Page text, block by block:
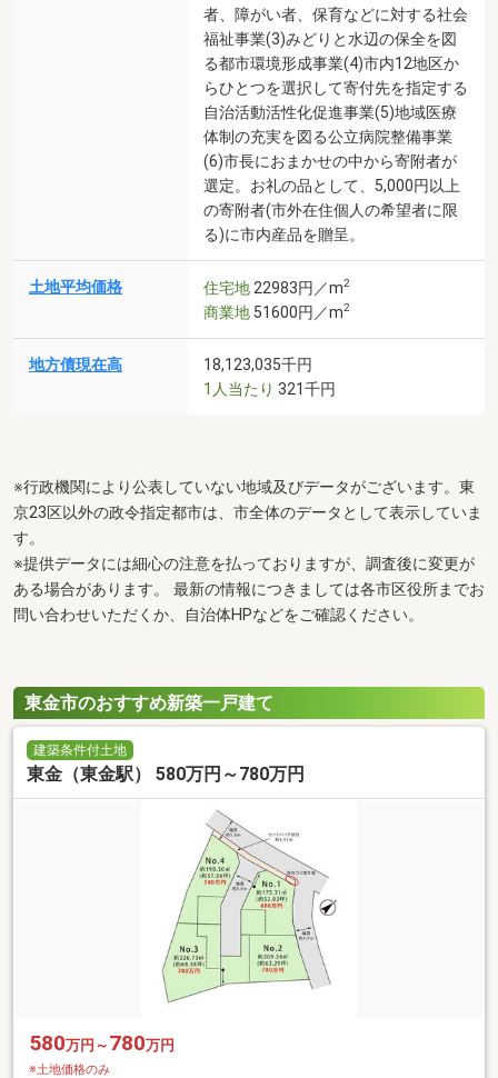
者、障がい者、保育などに対する社会
福祉事業(3)みどりと水辺の保全を図
る都市環境形成事業(4)市内12地区か
らひとつを選択して寄付先を指定する
自治活動活性化促進事業(5)地域医療
体制の充実を図る公立病院整備事業
(6)市長におまかせの中から寄附者が
選定。お礼の品として、5,000円以上
の寄附者(市外在住個人の希望者に限
る)に市内産品を贈呈。
土地平均価格 住宅地 22983円／m2
商業地 51600円／m2
地方債現在高
18,123,035千円
1人当たり 321千円
※行政機関により公表していない地域及びデータがございます。東
京23区以外の政令指定都市は、市全体のデータとして表示していま
す。
※提供データには細心の注意を払っておりますが、調査後に変更が
ある場合があります。 最新の情報につきましては各市区役所までお
問い合わせいただくか、自治体HPなどをご確認ください。
東金市のおすすめ新築一戸建て
建築条件付土地
東金（東金駅） 580万円～780万円
580万円～ 780万円
※土地価格のみ